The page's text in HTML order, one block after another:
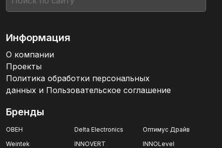
Информация
О компании
Проекты
Политика обработки персональных
данных и Пользовательское соглашение
Бренды
ОВЕН Delta Electronics
Оптимус Драйв
Weintek
INNOVERT
INNOLevel